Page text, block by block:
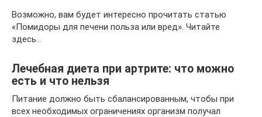
Возможно, вам будет интересно прочитать статью
«Помидоры для печени польза или вред». Читайте
здесь…
Лечебная диета при артрите: что можно
есть и что нельзя
Питание должно быть сбалансированным, чтобы при
всех необходимых ограничениях организм получал